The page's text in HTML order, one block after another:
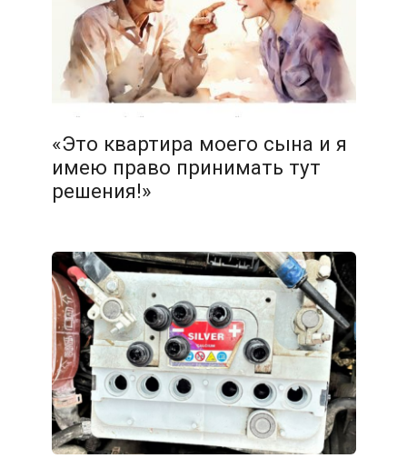
«Это квартира моего сына и я
имею право принимать тут
решения!»